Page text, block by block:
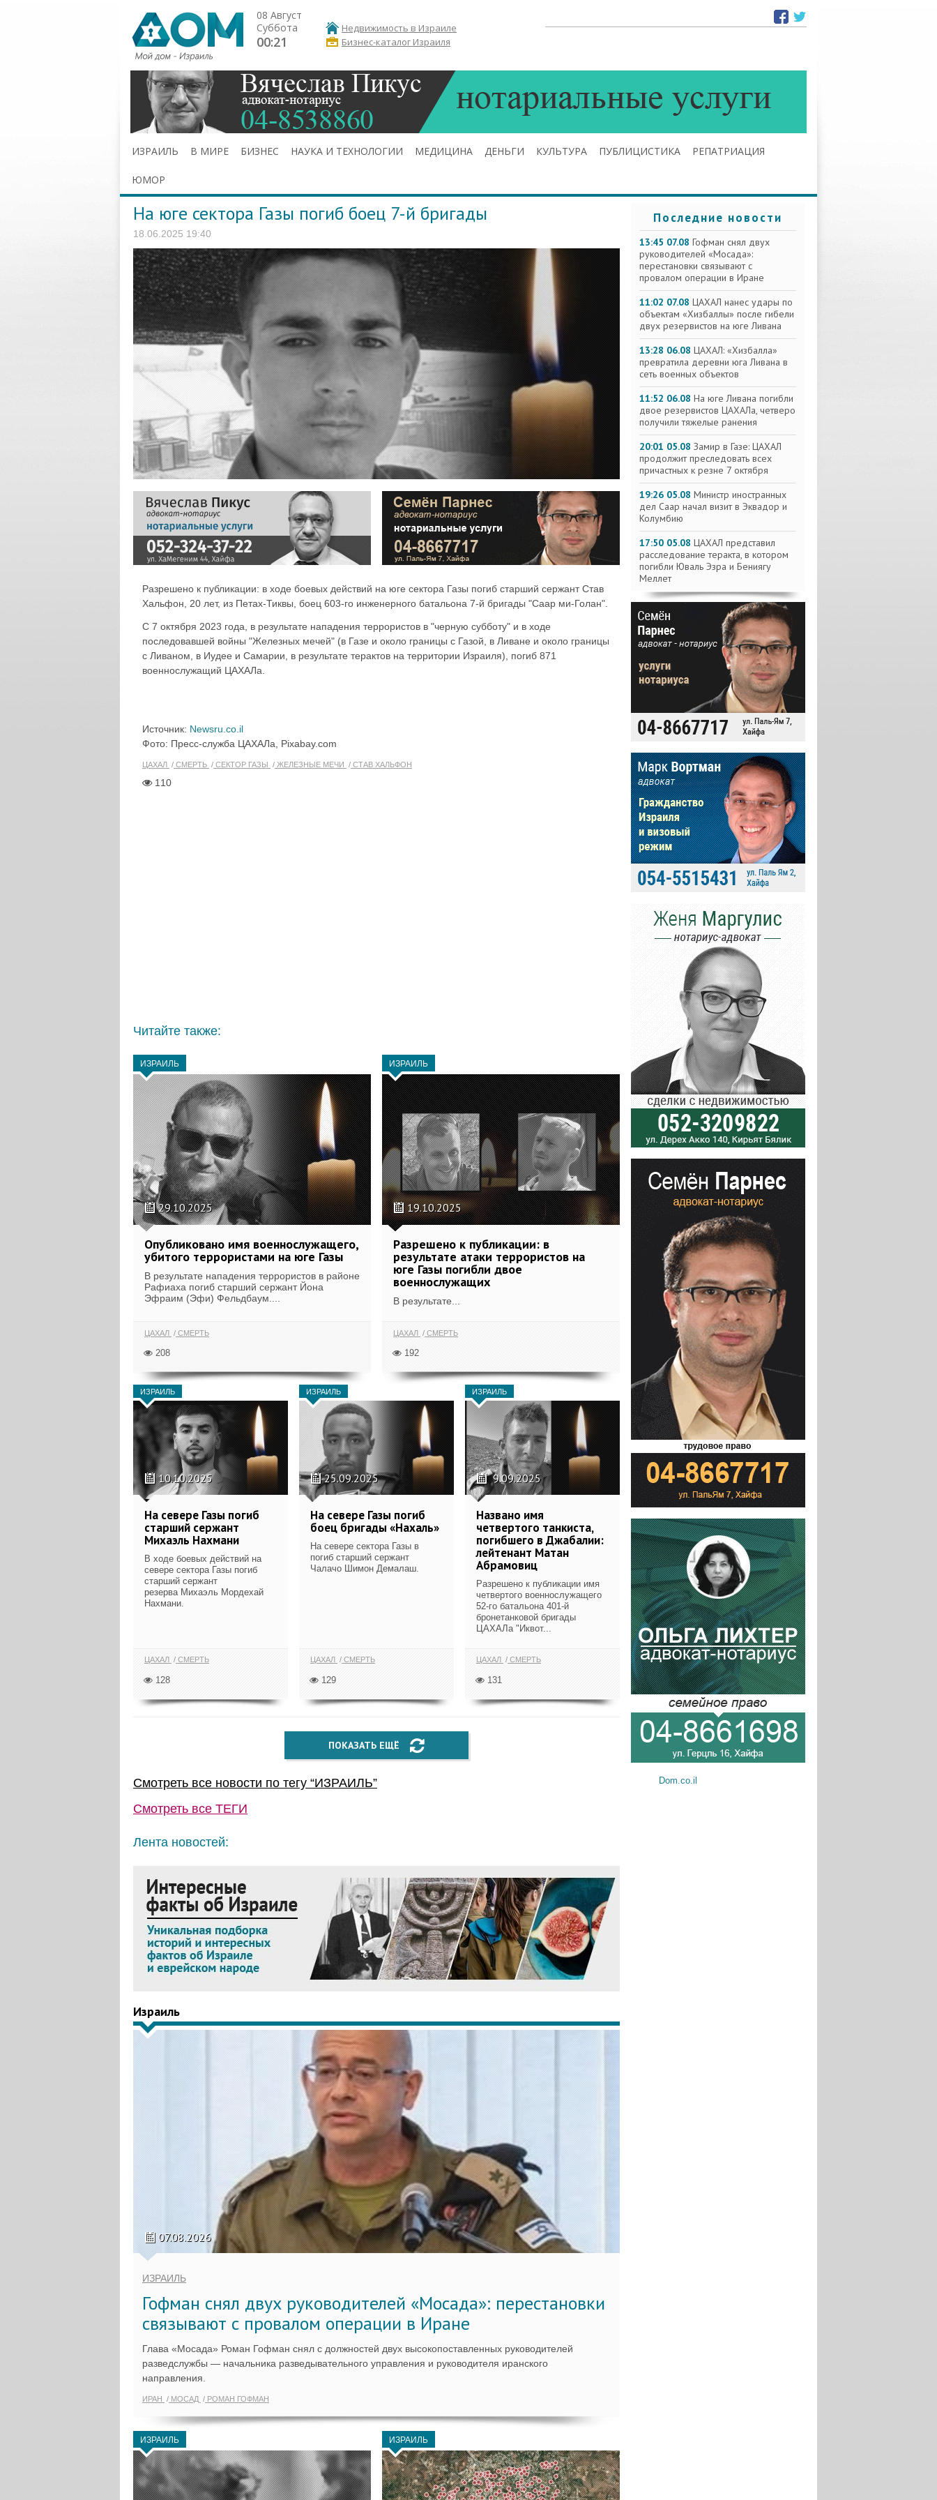
08 Август
Суббота
00:21
Недвижимость в Израиле
Бизнес-каталог Израиля
ИЗРАИЛЬ В МИРЕ БИЗНЕС НАУКА И ТЕХНОЛОГИИ МЕДИЦИНА ДЕНЬГИ КУЛЬТУРА ПУБЛИЦИСТИКА РЕПАТРИАЦИЯ
ЮМОР
На юге сектора Газы погиб боец 7-й бригады
18.06.2025 19:40
Разрешено к публикации: в ходе боевых действий на юге сектора Газы погиб старший сержант Став
Хальфон, 20 лет, из Петах-Тиквы, боец 603-го инженерного батальона 7-й бригады "Саар ми-Голан".
С 7 октября 2023 года, в результате нападения террористов в "черную субботу" и в ходе
последовавшей войны "Железных мечей" (в Газе и около границы с Газой, в Ливане и около границы
с Ливаном, в Иудее и Самарии, в результате терактов на территории Израиля), погиб 871
военнослужащий ЦАХАЛа.
Источник: Newsru.co.il
Фото: Пресс-служба ЦАХАЛа, Pixabay.com
ЦАХАЛ СМЕРТЬ СЕКТОР ГАЗЫ ЖЕЛЕЗНЫЕ МЕЧИ СТАВ ХАЛЬФОН
110
Читайте также:
ИЗРАИЛЬ
29.10.2025
Опубликовано имя военнослужащего,
убитого террористами на юге Газы
В результате нападения террористов в районе
Рафиаха погиб старший сержант Йона
Эфраим (Эфи) Фельдбаум....
ЦАХАЛ СМЕРТЬ
208
ИЗРАИЛЬ
19.10.2025
Разрешено к публикации: в
результате атаки террористов на
юге Газы погибли двое
военнослужащих
В результате...
ЦАХАЛ СМЕРТЬ
192
ИЗРАИЛЬ
10.10.2025
На севере Газы погиб
старший сержант
Михаэль Нахмани
В ходе боевых действий на
севере сектора Газы погиб
старший сержант
резерва Михаэль Мордехай
Нахмани.
ЦАХАЛ СМЕРТЬ
128
ИЗРАИЛЬ
25.09.2025
На севере Газы погиб
боец бригады «Нахаль»
На севере сектора Газы в
погиб старший сержант
Чалачо Шимон Демалаш.
ЦАХАЛ СМЕРТЬ
129
ИЗРАИЛЬ
9.09.2025
Названо имя
четвертого танкиста,
погибшего в Джабалии:
лейтенант Матан
Абрамовиц
Разрешено к публикации имя
четвертого военнослужащего
52-го батальона 401-й
бронетанковой бригады
ЦАХАЛа "Иквот...
ЦАХАЛ СМЕРТЬ
131
ПОКАЗАТЬ ЕЩЁ
Смотреть все новости по тегу “ИЗРАИЛЬ”
Смотреть все ТЕГИ
Лента новостей:
Израиль
07.08.2026
ИЗРАИЛЬ
Гофман снял двух руководителей «Мосада»: перестановки
связывают с провалом операции в Иране
Глава «Мосада» Роман Гофман снял с должностей двух высокопоставленных руководителей
разведслужбы — начальника разведывательного управления и руководителя иранского
направления.
ИРАН МОСАД РОМАН ГОФМАН
ИЗРАИЛЬ ИЗРАИЛЬ
Последние новости
13:45 07.08 Гофман снял двух
руководителей «Мосада»:
перестановки связывают с
провалом операции в Иране
11:02 07.08 ЦАХАЛ нанес удары по
объектам «Хизбаллы» после гибели
двух резервистов на юге Ливана
13:28 06.08 ЦАХАЛ: «Хизбалла»
превратила деревни юга Ливана в
сеть военных объектов
11:52 06.08 На юге Ливана погибли
двое резервистов ЦАХАЛа, четверо
получили тяжелые ранения
20:01 05.08 Замир в Газе: ЦАХАЛ
продолжит преследовать всех
причастных к резне 7 октября
19:26 05.08 Министр иностранных
дел Саар начал визит в Эквадор и
Колумбию
17:50 05.08 ЦАХАЛ представил
расследование теракта, в котором
погибли Юваль Эзра и Бениягу
Меллет
Dom.co.il